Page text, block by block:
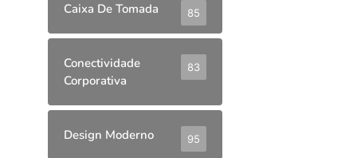
Caixa De Tomada 85
Conectividade
Corporativa
83
Design Moderno 95